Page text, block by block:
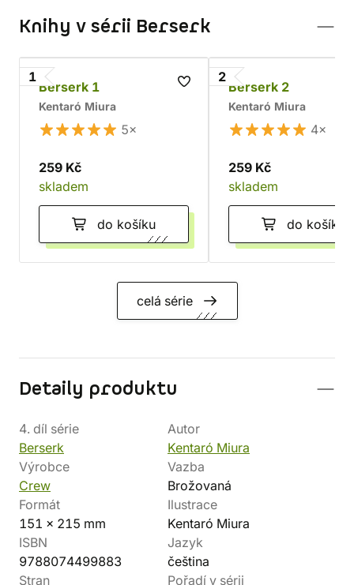
Knihy v sérii Berserk
1
Berserk 1
Kentaró Miura
5×
259 Kč
skladem
do košíku
2
Berserk 2
Kentaró Miura
4×
259 Kč
skladem
do košíku
celá série
Detaily produktu
4. díl série
Berserk
Autor
Kentaró Miura
Výrobce
Crew
Vazba
Brožovaná
Formát
151 x 215 mm
Ilustrace
Kentaró Miura
ISBN
9788074499883
Jazyk
čeština
Stran
Pořadí v sérii